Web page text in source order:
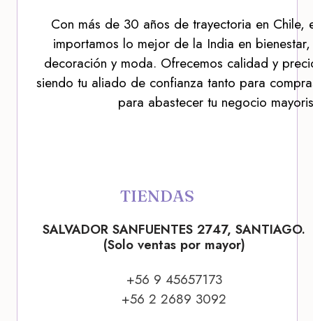
Con más de 30 años de trayectoria en Chile,
importamos lo mejor de la India en
decoración y moda. Ofrecemos calidad y
siendo tu aliado de confianza tanto para
para abastecer tu negocio
TIENDAS
SALVADOR SANFUENTES 2747, SANTIAGO.
(Solo ventas por mayor)
+56 9 45657173
+56 2 2689 3092